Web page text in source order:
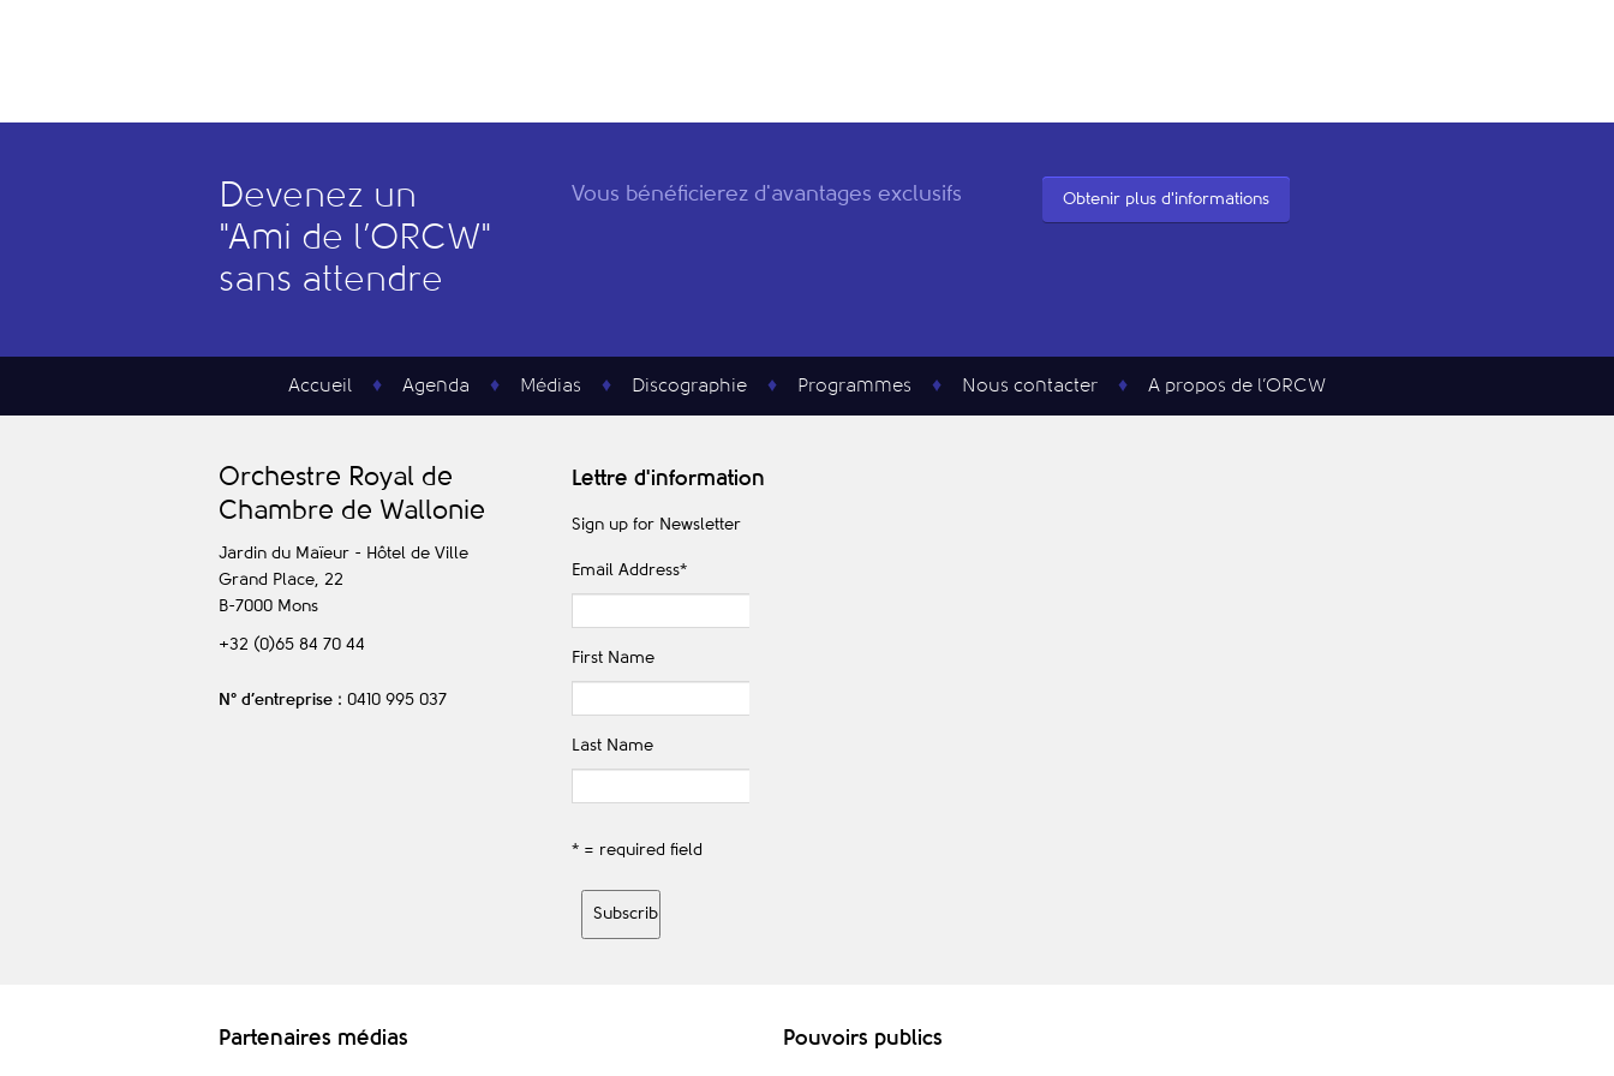
Devenez un
"Ami de l’ORCW"
sans attendre
Vous bénéficierez d'avantages exclusifs Obtenir plus d'informations
Accueil Agenda Médias Discographie Programmes Nous contacter A propos de l’ORCW
Orchestre Royal de
Chambre de Wallonie
Jardin du Maïeur - Hôtel de Ville
Grand Place, 22
B-7000 Mons
+32 (0)65 84 70 44
N° d’entreprise : 0410 995 037
Lettre d'information
Sign up for Newsletter
Email Address*
First Name
Last Name
* = required field
Partenaires médias Pouvoirs publics